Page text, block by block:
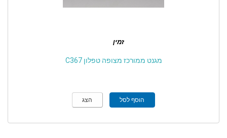
זמין
מגנט ממורכז מצופה טפלון C367
הוסף לסל הצג